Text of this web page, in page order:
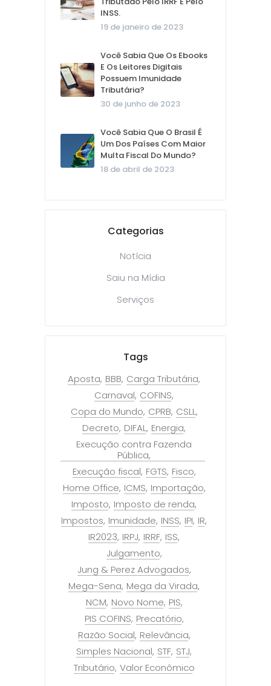
INSS.
19 de janeiro de 2023
Você Sabia Que Os Ebooks
E Os Leitores Digitais
Possuem Imunidade
Tributária?
30 de junho de 2023
Você Sabia Que O Brasil É
Um Dos Países Com Maior
Multa Fiscal Do Mundo?
18 de abril de 2023
Categorias
Notícia
Saiu na Mídia
Serviços
Tags
Aposta BBB Carga Tributária
Carnaval COFINS
Copa do Mundo CPRB CSLL
Decreto DIFAL Energia
Execução contra Fazenda
Pública
Execução fiscal FGTS Fisco
Home Office ICMS Importação
Imposto Imposto de renda
Impostos Imunidade INSS IPI IR
IR2023 IRPJ IRRF ISS
Julgamento
Jung & Perez Advogados
Mega-Sena Mega da Virada
NCM Novo Nome PIS
PIS COFINS Precatório
Razão Social Relevância
Simples Nacional STF STJ
Tributário Valor Econômico